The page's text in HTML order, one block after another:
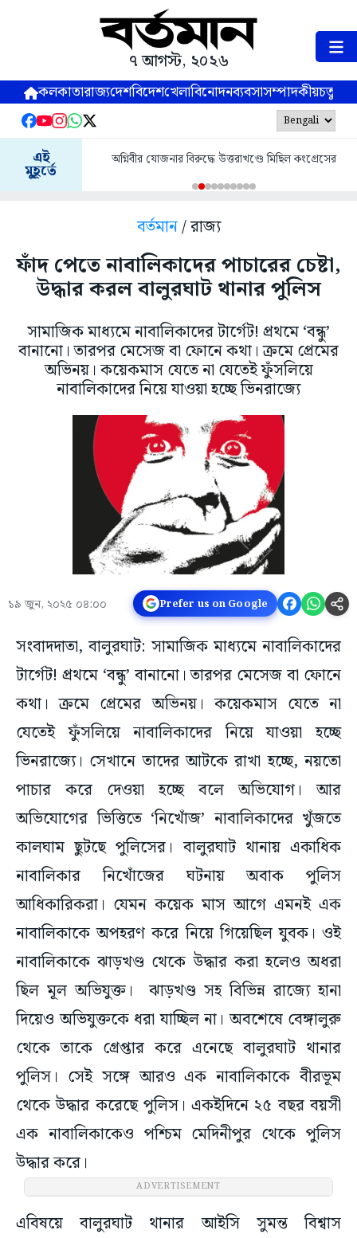
৭ আগস্ট, ২০২৬
কলকাতারাজ্যদেশবিদেশখেলাবিনোদনব্যবসাসম্পাদকীয়
এই
মুহূর্তে
অগ্নিবীর যোজনার বিরুদ্ধে উত্তরাখণ্ডে মিছিল কংগ্রেসের
বর্তমান/ রাজ্য
ফাঁদ পেতে নাবালিকাদের পাচারের চেষ্টা,
উদ্ধার করল বালুরঘাট থানার পুলিস
সামাজিক মাধ্যমে নাবালিকাদের টার্গেট! প্রথমে ‘বন্ধু’
বানানো। তারপর মেসেজ বা ফোনে কথা। ক্রমে প্রেমের
অভিনয়। কয়েকমাস যেতে না যেতেই ফুঁসলিয়ে
নাবালিকাদের নিয়ে যাওয়া হচ্ছে ভিনরাজ্যে
১৯ জুন, ২০২৫ ০৪:০০ Prefer us on Google
সংবাদদাতা, বালুরঘাট: সামাজিক মাধ্যমে নাবালিকাদের
টার্গেট! প্রথমে ‘বন্ধু’ বানানো। তারপর মেসেজ বা ফোনে
কথা। ক্রমে প্রেমের অভিনয়। কয়েকমাস যেতে না
যেতেই ফুঁসলিয়ে নাবালিকাদের নিয়ে যাওয়া হচ্ছে
ভিনরাজ্যে। সেখানে তাদের আটকে রাখা হচ্ছে, নয়তো
পাচার করে দেওয়া হচ্ছে বলে অভিযোগ। আর
অভিযোগের ভিত্তিতে ‘নিখোঁজ’ নাবালিকাদের খুঁজতে
কালঘাম ছুটছে পুলিসের। বালুরঘাট থানায় একাধিক
নাবালিকার নিখোঁজের ঘটনায় অবাক পুলিস
আধিকারিকরা। যেমন কয়েক মাস আগে এমনই এক
নাবালিকাকে অপহরণ করে নিয়ে গিয়েছিল যুবক। ওই
নাবালিকাকে ঝাড়খণ্ড থেকে উদ্ধার করা হলেও অধরা
ছিল মূল অভিযুক্ত। ঝাড়খণ্ড সহ বিভিন্ন রাজ্যে হানা
দিয়েও অভিযুক্তকে ধরা যাচ্ছিল না। অবশেষে বেঙ্গালুরু
থেকে তাকে গ্রেপ্তার করে এনেছে বালুরঘাট থানার
পুলিস। সেই সঙ্গে আরও এক নাবালিকাকে বীরভূম
থেকে উদ্ধার করেছে পুলিস। একইদিনে ২৫ বছর বয়সী
এক নাবালিকাকেও পশ্চিম মেদিনীপুর থেকে পুলিস
উদ্ধার করে।
ADVERTISEMENT
এবিষয়ে বালুরঘাট থানার আইসি সুমন্ত বিশ্বাস